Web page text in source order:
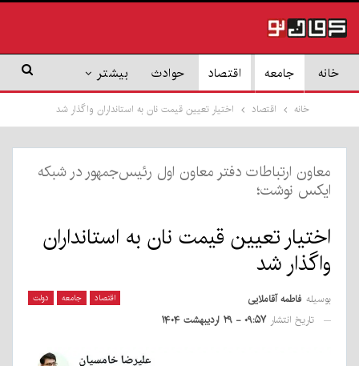
خانه جامعه اقتصاد حوادث بیشتر
خانه اقتصاد اختیار تعیین قیمت نان به استانداران واگذار شد
معاون ارتباطات دفتر معاون اول رئیس‌جمهور در شبکه
ایکس نوشت؛
اختیار تعیین قیمت نان به استانداران
واگذار شد
اقتصاد جامعه دولت بوسیله فاطمه آقاملایی
تاریخ انتشار ۰۹:۵۷ - ۲۹ اردیبهشت ۱۴۰۴